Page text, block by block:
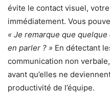
évite le contact visuel,
immédiatement. Vous
« Je remarque que
en parler ? » En détectant
communication non
avant qu’elles ne
productivité de l’équipe.